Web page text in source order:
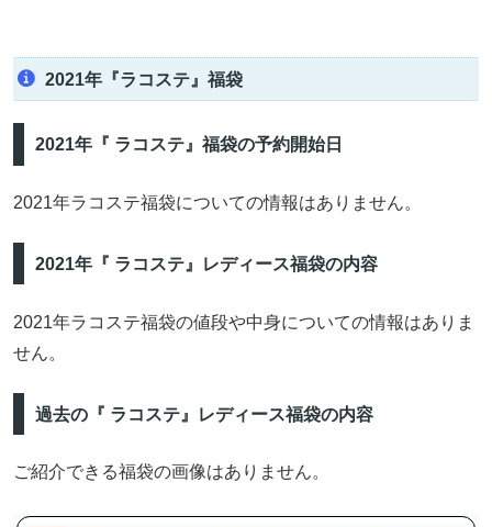
2021年『ラコステ』福袋
2021年『 ラコステ』福袋の予約開始日
2021年ラコステ福袋についての情報はありません。
2021年『 ラコステ』レディース福袋の内容
2021年ラコステ福袋の値段や中身についての情報はありま
せん。
過去の『 ラコステ』レディース福袋の内容
ご紹介できる福袋の画像はありません。